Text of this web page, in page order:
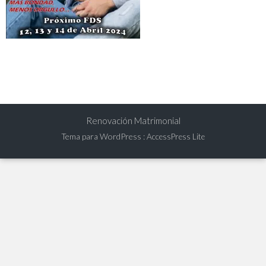
Renovación Matrimonial
Tema para WordPress :AccessPress Lite